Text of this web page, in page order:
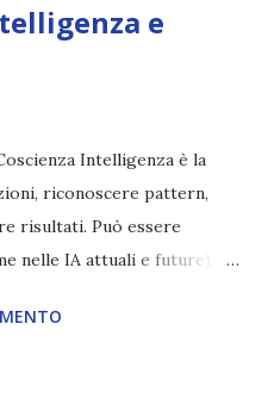
e
Intelligenza è la
riconoscere pattern,
risultati. Può essere
nelle IA attuali e future),
non ha libero arbitrio
l’Uno. Coscienza è la